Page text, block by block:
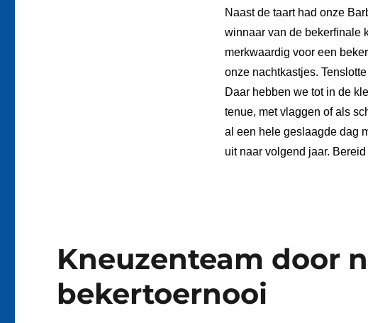
Naast de taart had onze
winnaar van de bekerfinale
merkwaardig voor een
onze nachtkastjes.
Daar hebben we tot in de
tenue, met vlaggen of als
al een hele geslaagde dag
uit naar volgend jaar.
Kneuzenteam door
bekertoernooi